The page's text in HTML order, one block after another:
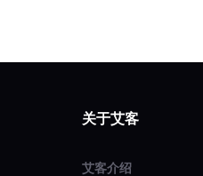
关于艾客
艾客介绍